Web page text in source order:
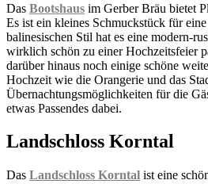
Das Bootshaus im Gerber Bräu bietet
Es ist ein kleines Schmuckstück für
balinesischen Stil hat es eine modern-
wirklich schön zu einer Hochzeitsfeier
darüber hinaus noch einige schöne
Hochzeit wie die Orangerie und das
Übernachtungsmöglichkeiten für die
etwas Passendes dabei.
Landschloss Korntal
Das Landschloss Korntal ist eine